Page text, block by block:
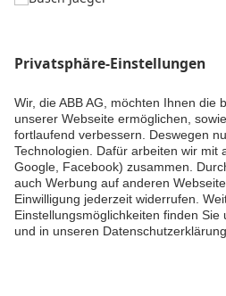
JanaSegraefehat die
Kommentar hinzufügen